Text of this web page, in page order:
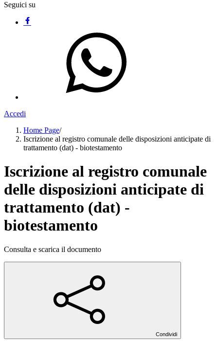
Seguici su
Accedi
Home Page/
Iscrizione al registro comunale delle disposizioni anticipate di
trattamento (dat) - biotestamento
Iscrizione al registro comunale
delle disposizioni anticipate di
trattamento (dat) -
biotestamento
Consulta e scarica il documento
Condividi